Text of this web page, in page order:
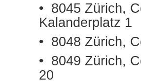
• 8045 Zürich,
Kalanderplatz 1
• 8048 Zürich,
• 8049 Zürich,
20